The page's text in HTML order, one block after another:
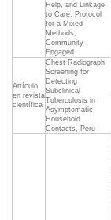
Help, and Linkage
to Care: Protocol
for a Mixed
Methods,
Community-
Engaged
Artículo
en revista
científica
Chest Radiograph
Screening for
Detecting
Subclinical
Tuberculosis in
Asymptomatic
Household
Contacts, Peru